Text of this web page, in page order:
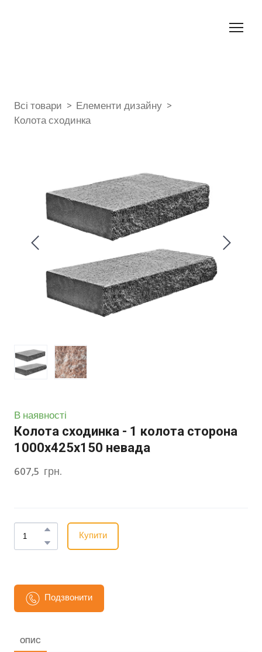
Всі товари
Елементи дизайну
Колота сходинка
В наявності
Колота сходинка - 1 колота сторона
1000х425х150 невада
607,5  грн.
Купити
Подзвонити
ОПИС